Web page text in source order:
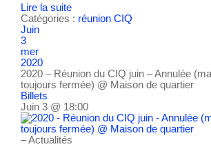
Lire la suite
Catégories : réunion CIQ
Juin
3
mer
2020
2020 – Réunion du CIQ juin – Annulée
toujours fermée) @ Maison de quartier
Billets
Juin 3 @ 18:00
– Actualités